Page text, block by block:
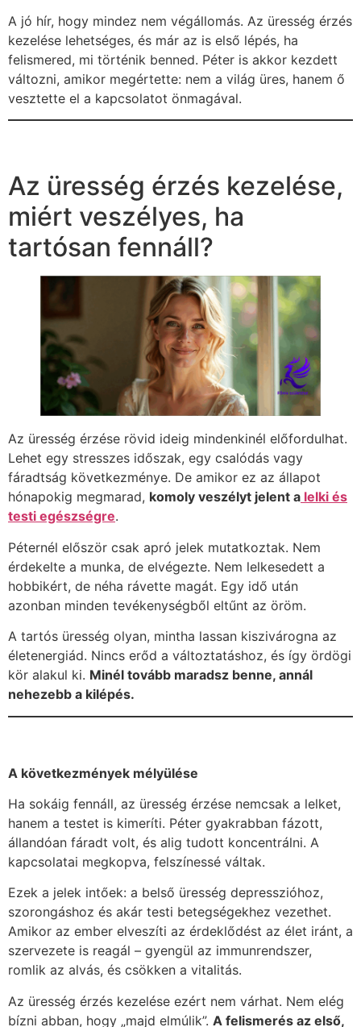
A jó hír, hogy mindez nem végállomás. Az üresség érzés
kezelése lehetséges, és már az is első lépés, ha
felismered, mi történik benned. Péter is akkor kezdett
változni, amikor megértette: nem a világ üres, hanem ő
vesztette el a kapcsolatot önmagával.
Az üresség érzés kezelése,
miért veszélyes, ha
tartósan fennáll?
Az üresség érzése rövid ideig mindenkinél előfordulhat.
Lehet egy stresszes időszak, egy csalódás vagy
fáradtság következménye. De amikor ez az állapot
hónapokig megmarad, komoly veszélyt jelent a lelki és
testi egészségre.
Péternél először csak apró jelek mutatkoztak. Nem
érdekelte a munka, de elvégezte. Nem lelkesedett a
hobbikért, de néha rávette magát. Egy idő után
azonban minden tevékenységből eltűnt az öröm.
A tartós üresség olyan, mintha lassan kiszivárogna az
életenergiád. Nincs erőd a változtatáshoz, és így ördögi
kör alakul ki. Minél tovább maradsz benne, annál
nehezebb a kilépés.
A következmények mélyülése
Ha sokáig fennáll, az üresség érzése nemcsak a lelket,
hanem a testet is kimeríti. Péter gyakrabban fázott,
állandóan fáradt volt, és alig tudott koncentrálni. A
kapcsolatai megkopva, felszínessé váltak.
Ezek a jelek intőek: a belső üresség depresszióhoz,
szorongáshoz és akár testi betegségekhez vezethet.
Amikor az ember elveszíti az érdeklődést az élet iránt, a
szervezete is reagál – gyengül az immunrendszer,
romlik az alvás, és csökken a vitalitás.
Az üresség érzés kezelése ezért nem várhat. Nem elég
bízni abban, hogy „majd elmúlik”. A felismerés az első,